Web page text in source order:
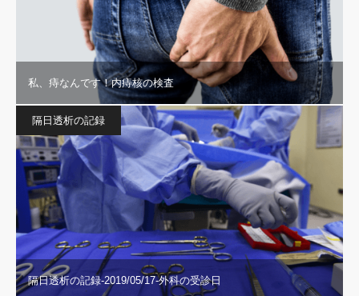
私、痔なんです！内痔核の検査
隔日透析の記録
隔日透析の記録-2019/05/17-外科の受診日